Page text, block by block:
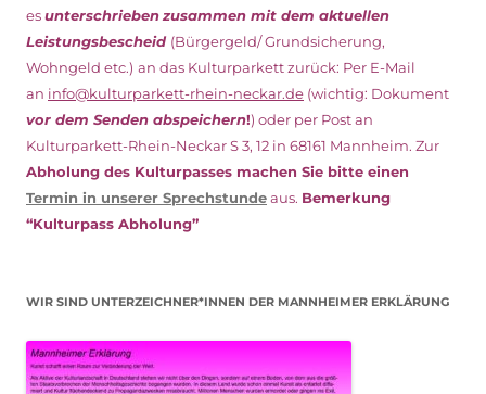
esunterschriebenzusammen mit dem aktuellen
Leistungsbescheid (Bürgergeld/ Grundsicherung,
Wohngeld etc.) an das Kulturparkett zurück: Per E-Mail
an info@kulturparkett-rhein-neckar.de (wichtig: Dokument
vor dem Senden abspeichern!) oder per Post an
Kulturparkett-Rhein-Neckar S 3, 12 in 68161 Mannheim. Zur
Abholung des Kulturpasses machen Sie bitte einen
Termin in unserer Sprechstundeaus. Bemerkung
“Kulturpass Abholung”
WIR SIND UNTERZEICHNER*INNEN DER MANNHEIMER ERKLÄRUNG